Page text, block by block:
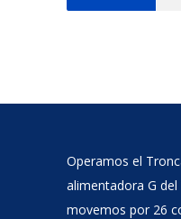
Operamos el
alimentadora G
movemos por 26